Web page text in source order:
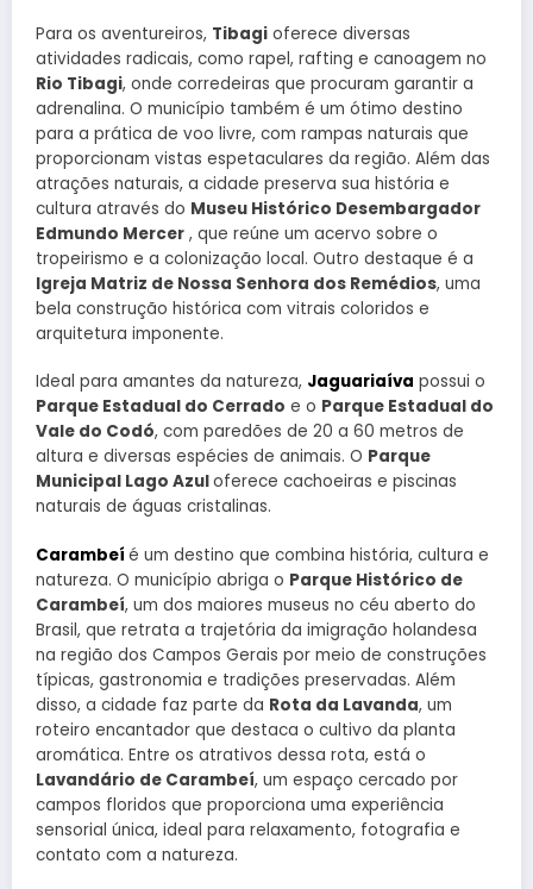
Para os aventureiros, Tibagi oferece diversas
atividades radicais, como rapel, rafting e canoagem no
Rio Tibagi, onde corredeiras que procuram garantir a
adrenalina. O município também é um ótimo destino
para a prática de voo livre, com rampas naturais que
proporcionam vistas espetaculares da região. Além das
atrações naturais, a cidade preserva sua história e
cultura através do Museu Histórico Desembargador
Edmundo Mercer , que reúne um acervo sobre o
tropeirismo e a colonização local. Outro destaque é a
Igreja Matriz de Nossa Senhora dos Remédios, uma
bela construção histórica com vitrais coloridos e
arquitetura imponente.
Ideal para amantes da natureza, Jaguariaíva possui o
Parque Estadual do Cerrado e o Parque Estadual do
Vale do Codó, com paredões de 20 a 60 metros de
altura e diversas espécies de animais. O Parque
Municipal Lago Azuloferece cachoeiras e piscinas
naturais de águas cristalinas.
Carambeí é um destino que combina história, cultura e
natureza. O município abriga o Parque Histórico de
Carambeí, um dos maiores museus no céu aberto do
Brasil, que retrata a trajetória da imigração holandesa
na região dos Campos Gerais por meio de construções
típicas, gastronomia e tradições preservadas. Além
disso, a cidade faz parte da Rota da Lavanda, um
roteiro encantador que destaca o cultivo da planta
aromática. Entre os atrativos dessa rota, está o
Lavandário de Carambeí, um espaço cercado por
campos floridos que proporciona uma experiência
sensorial única, ideal para relaxamento, fotografia e
contato com a natureza.